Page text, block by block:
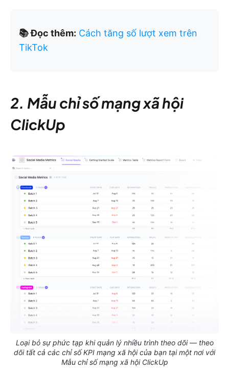
📚 Đọc thêm: Cách tăng số lượt xem trên
TikTok
2. Mẫu chỉ số mạng xã hội
ClickUp
Loại bỏ sự phức tạp khi quản lý nhiều trình theo dõi — theo
dõi tất cả các chỉ số KPI mạng xã hội của bạn tại một nơi với
Mẫu chỉ số mạng xã hội ClickUp